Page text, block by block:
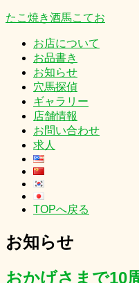
たこ焼き酒馬こてお
お店について
お品書き
お知らせ
穴馬探偵
ギャラリー
店舗情報
お問い合わせ
求人
TOPへ戻る
お知らせ
おかげさまで10